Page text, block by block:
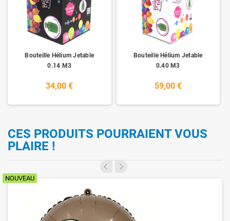
Bouteille Hélium Jetable
0.14 M3
34,00 €
Bouteille Hélium Jetable
0.40 M3
59,00 €
CES PRODUITS POURRAIENT VOUS
PLAIRE !
NOUVEAU